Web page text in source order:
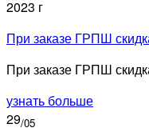
2023 г
При заказе ГРПШ
При заказе ГРПШ
узнать больше
29/05